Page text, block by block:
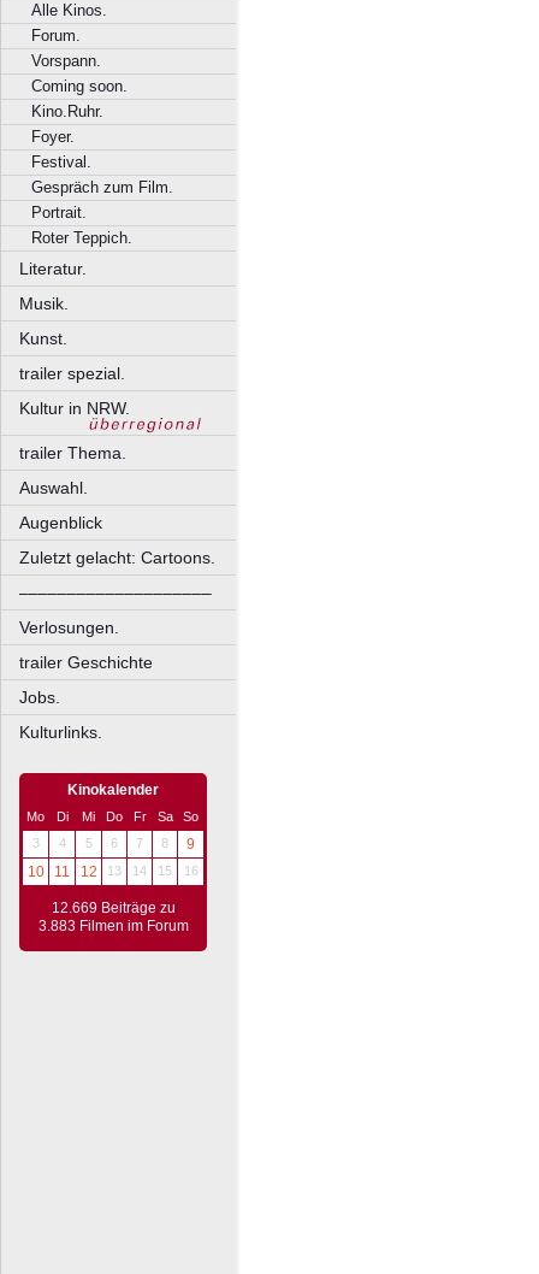
Alle Kinos.
Forum.
Vorspann.
Coming soon.
Kino.Ruhr.
Foyer.
Festival.
Gespräch zum Film.
Portrait.
Roter Teppich.
Literatur.
Musik.
Kunst.
trailer spezial.
Kultur in NRW.
trailer Thema.
Auswahl.
Augenblick
Zuletzt gelacht: Cartoons.
––––––––––––––––––––
Verlosungen.
trailer Geschichte
Jobs.
Kulturlinks.
Kinokalender
Mo Di Mi Do Fr Sa
So
3
4 5 6 7 8
9
10
11 12 13 14 15 16
12.669 Beiträge zu
3.883 Filmen im Forum